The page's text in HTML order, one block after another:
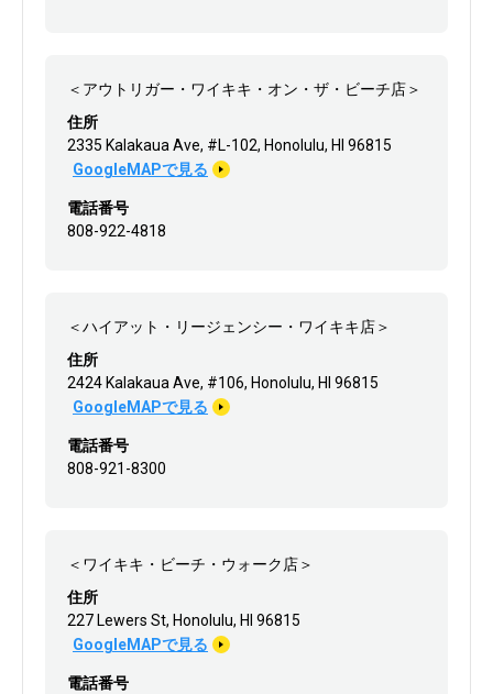
＜アウトリガー・ワイキキ・オン・ザ・ビーチ店＞
住所
2335 Kalakaua Ave, #L-102, Honolulu, HI 96815
GoogleMAPで見る
電話番号
808-922-4818
＜ハイアット・リージェンシー・ワイキキ店＞
住所
2424 Kalakaua Ave, #106, Honolulu, HI 96815
GoogleMAPで見る
電話番号
808-921-8300
＜ワイキキ・ビーチ・ウォーク店＞
住所
227 Lewers St, Honolulu, HI 96815
GoogleMAPで見る
電話番号